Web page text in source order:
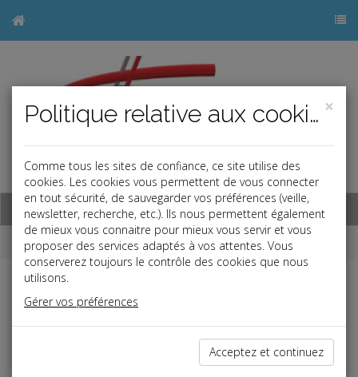
Base documentaire
Dépêches
Fiscal TPE
SOLIDARITÉ FISCALE DANS LE COUPLE
×
Politique relative aux cookies
Comme tous les sites de confiance, ce site utilise des
cookies. Les cookies vous permettent de vous connecter
en tout sécurité, de sauvegarder vos préférences (veille,
newsletter, recherche, etc.). Ils nous permettent également
de mieux vous connaitre pour mieux vous servir et vous
proposer des services adaptés à vos attentes. Vous
conserverez toujours le contrôle des cookies que nous
utilisons.
Gérer vos préférences
Acceptez et continuez